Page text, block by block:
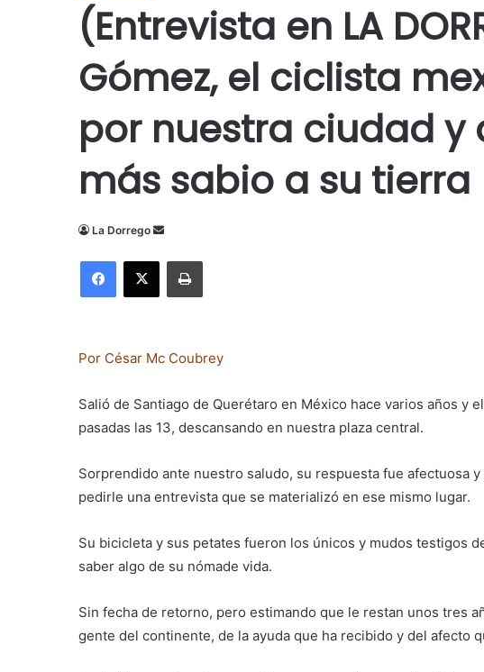
(Entrevista en LA
Gómez, el ciclista
por nuestra ciudad y
más sabio a su tierra
La Dorrego
Send
email
Facebook
X Imprimir
Por César Mc Coubrey
Salió de Santiago de Querétaro en México hace varios años y
pasadas las 13, descansando en nuestra plaza central.
Sorprendido ante nuestro saludo, su respuesta fue afectuosa
pedirle una entrevista que se materializó en ese mismo lugar.
Su bicicleta y sus petates fueron los únicos y mudos testigos
saber algo de su nómade vida.
Sin fecha de retorno, pero estimando que le restan unos tres
gente del continente, de la ayuda que ha recibido y del afecto